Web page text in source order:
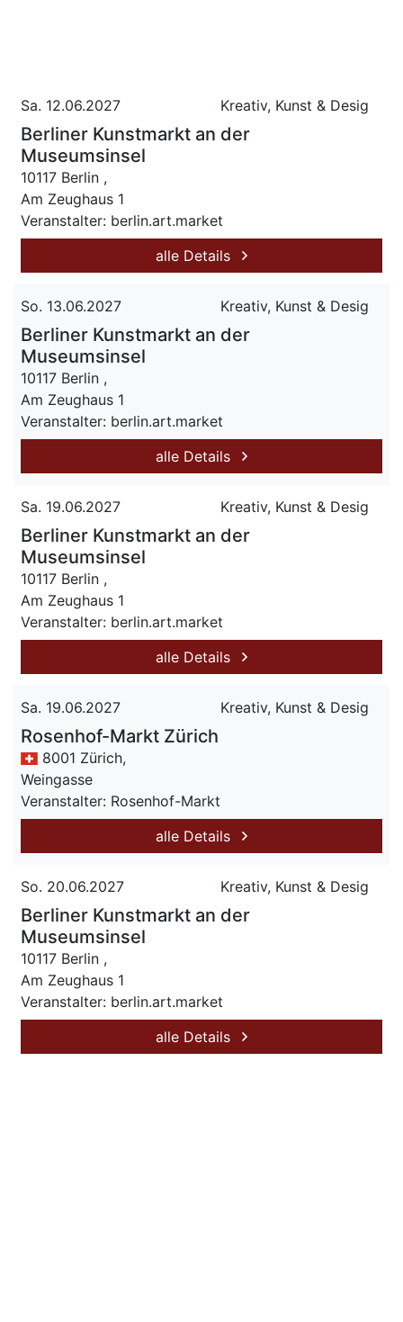
Sa. 12.06.2027 Kreativ, Kunst & Desig
Berliner Kunstmarkt an der
Museumsinsel
10117 Berlin ,
Am Zeughaus 1
Veranstalter: berlin.art.market
alle Details
So. 13.06.2027 Kreativ, Kunst & Desig
Berliner Kunstmarkt an der
Museumsinsel
10117 Berlin ,
Am Zeughaus 1
Veranstalter: berlin.art.market
alle Details
Sa. 19.06.2027 Kreativ, Kunst & Desig
Berliner Kunstmarkt an der
Museumsinsel
10117 Berlin ,
Am Zeughaus 1
Veranstalter: berlin.art.market
alle Details
Sa. 19.06.2027 Kreativ, Kunst & Desig
Rosenhof-Markt Zürich
8001 Zürich,
Weingasse
Veranstalter: Rosenhof-Markt
alle Details
So. 20.06.2027 Kreativ, Kunst & Desig
Berliner Kunstmarkt an der
Museumsinsel
10117 Berlin ,
Am Zeughaus 1
Veranstalter: berlin.art.market
alle Details